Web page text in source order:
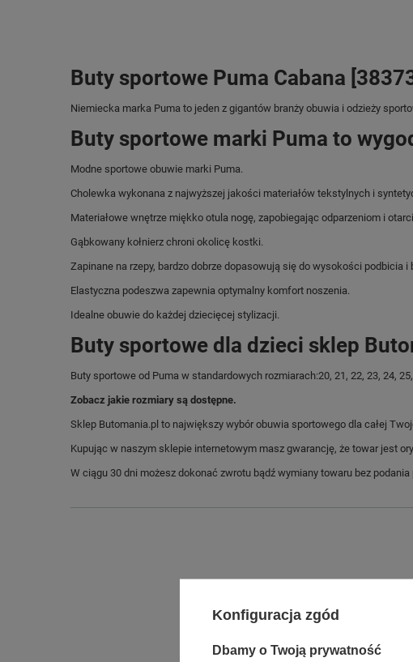
Buty sportowe Puma Cabana
Niemiecka marka Puma to jeden z gigantów branży obuwia i odzieży
Buty sportowe marki Puma to
Modne sportowe obuwie marki Puma.
Cholewka wykonana z najwyższej jakości materiałów tekstylnych i
Materiałowe wnętrze miękko otula nogę, zapobiegając odparzeniom i
Gąbkowany kołnierz chroni okolicę kostki.
Zapinane na rzepy, bardzo dobrze dopasowują się do wysokości podbicia i
Elastyczna podeszwa zapewnia optymalny komfort noszenia.
Idealne obuwie do każdej dziecięcej stylizacji.
Buty sportowe dla dzieci sklep
Buty sportowe od Puma w standardowych rozmiarach:20, 21, 22, 23, 24,
Zobacz jakie rozmiary są dostępne.
Sklep Butomania.pl to największy wybór obuwia sportowego dla całej
Kupując w naszym sklepie internetowym masz gwarancję, że towar jest
W ciągu 30 dni możesz dokonać zwrotu bądź wymiany towaru bez podania
Konfiguracja zgód
Dbamy o Twoją prywatność